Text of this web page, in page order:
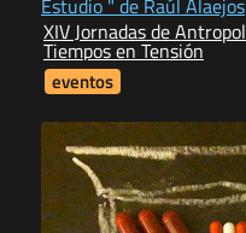
Estudio " de Raúl Alaejos
XIV Jornadas de
Tiempos en Tensión
eventos